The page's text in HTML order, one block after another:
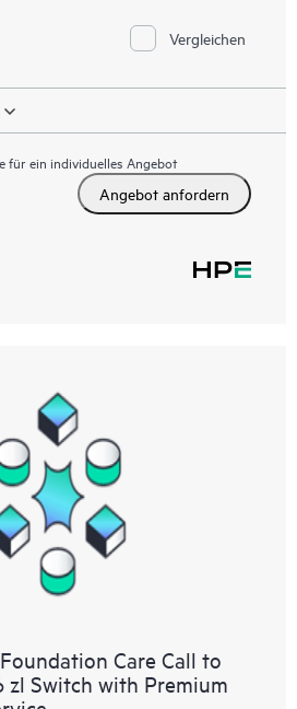
Vergleichen
für ein individuelles Angebot
Angebot anfordern
Care Call to
zl Switch with Premium